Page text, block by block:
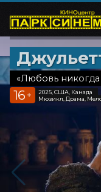
«Любовь никогда
16 +
2025, США, Канада
Мюзикл, Драма,